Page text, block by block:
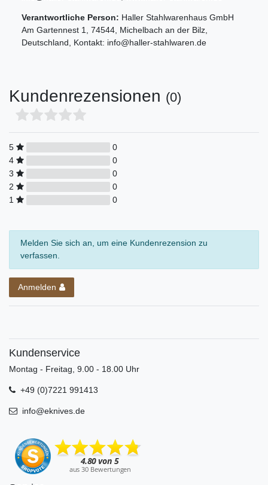
Verantwortliche Person: Haller Stahlwarenhaus GmbH
Am Gartennest 1 74544 Michelbach an der Bilz
Deutschland , Kontakt: info@haller-stahlwaren.de
Kundenrezensionen (0)
5
0
4
0
3
0
2
0
1
0
Melden Sie sich an, um eine Kundenrezension zu
verfassen.
Anmelden
Kundenservice
Montag - Freitag, 9.00 - 18.00 Uhr
+49 (0)7221 991413
info@eknives.de